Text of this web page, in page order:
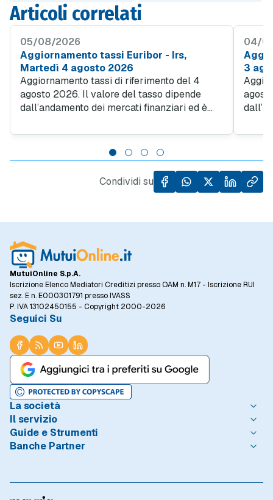
Articoli correlati
05/08/2026
Aggiornamento tassi Euribor - Irs,
Martedì 4 agosto 2026
Aggiornamento tassi di riferimento del 4
agosto 2026. Il valore del tasso dipende
dall’andamento dei mercati finanziari ed è
tasso applic ato ai contratti di mutuo...
04/
3
tasso
Condividi su
MutuiOnline S.p.A.
Iscrizione Elenco Mediatori Creditizi presso OAM n. M17 - Iscrizione RUI
sez. E n. E000301791 presso IVASS
P. IVA 13102450155 - Copyright 2000-2026
Seguici Su
La società
Chi è MutuiOnline.it
Contatta MutuiOnline.it
Opinioni degli Utenti
Linee guida editoriali
Rassegna Stampa
Il servizio
Come Funziona
Condizioni di Utilizzo
Privacy
Informativa Cookie
Guide e Strumenti
Guide Mutui
Mutuo 100 prima casa
Banche Partner
BNL - BNP Paribas